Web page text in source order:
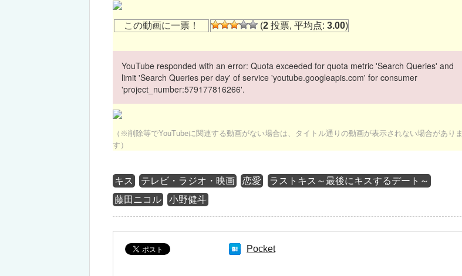
この動画に一票！ (2 投票, 平均点: 3.00)
YouTube responded with an error: Quota exceeded for quota metric 'Search Queries' and
limit 'Search Queries per day' of service 'youtube.googleapis.com' for consumer
'project_number:579177816266'.
（※削除等でYouTubeに関連する動画がない場合は、タイトル通りの動画が表示されない場合がありま
す）
キス テレビ・ラジオ・映画 恋愛
ラストキス～最後にキスするデート～
藤田ニコル
小野健斗
Pocket